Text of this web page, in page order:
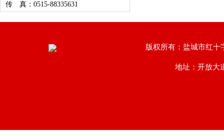
传 真：0515-88335631
版权所有：盐城市红十
地址：开放大